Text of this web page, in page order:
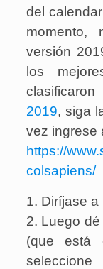
del
momento,
versión
los
2019, siga
vez ingrese
https://
colsapiens/
1. Diríjase a
2. Luego dé
(que está